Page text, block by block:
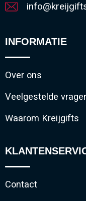
INFORMATIE
Over ons
Veelgestelde
Waarom Kreijgifts
Contact